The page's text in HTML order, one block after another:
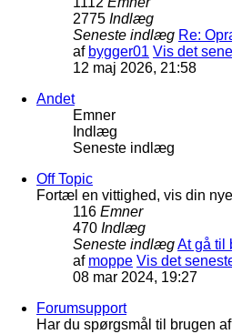
2775 Indlæg
Seneste indlæg Re:
af bygger01 Vis det
12 maj 2026, 21:58
Andet
Emner
Indlæg
Seneste indlæg
Off Topic
Fortæl en vittighed, vis din
116 Emner
470 Indlæg
Seneste indlægAt gå til
af moppe Vis det
08 mar 2024, 19:27
Forumsupport
Har du spørgsmål til brugen